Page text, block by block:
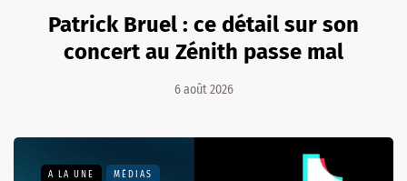
Patrick Bruel : ce détail sur son
concert au Zénith passe mal
6 août 2026
A LA UNE MÉDIAS